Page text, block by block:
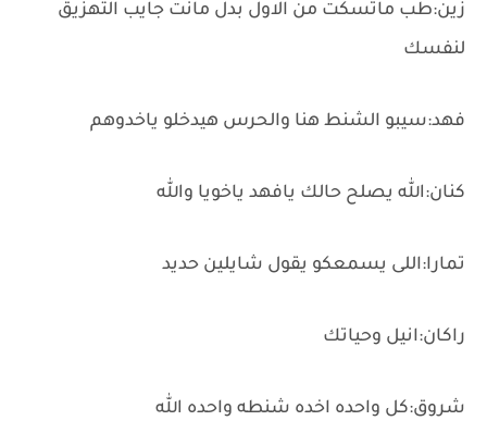
زين:طب ماتسكت من الاول بدل مانت جايب التهزيق
لنفسك
فهد:سيبو الشنط هنا والحرس هيدخلو ياخدوهم
كنان:الله يصلح حالك يافهد ياخويا والله
تمارا:اللى يسمعكو يقول شايلين حديد
راكان:انيل وحياتك
شروق:كل واحده اخده شنطه واحده الله